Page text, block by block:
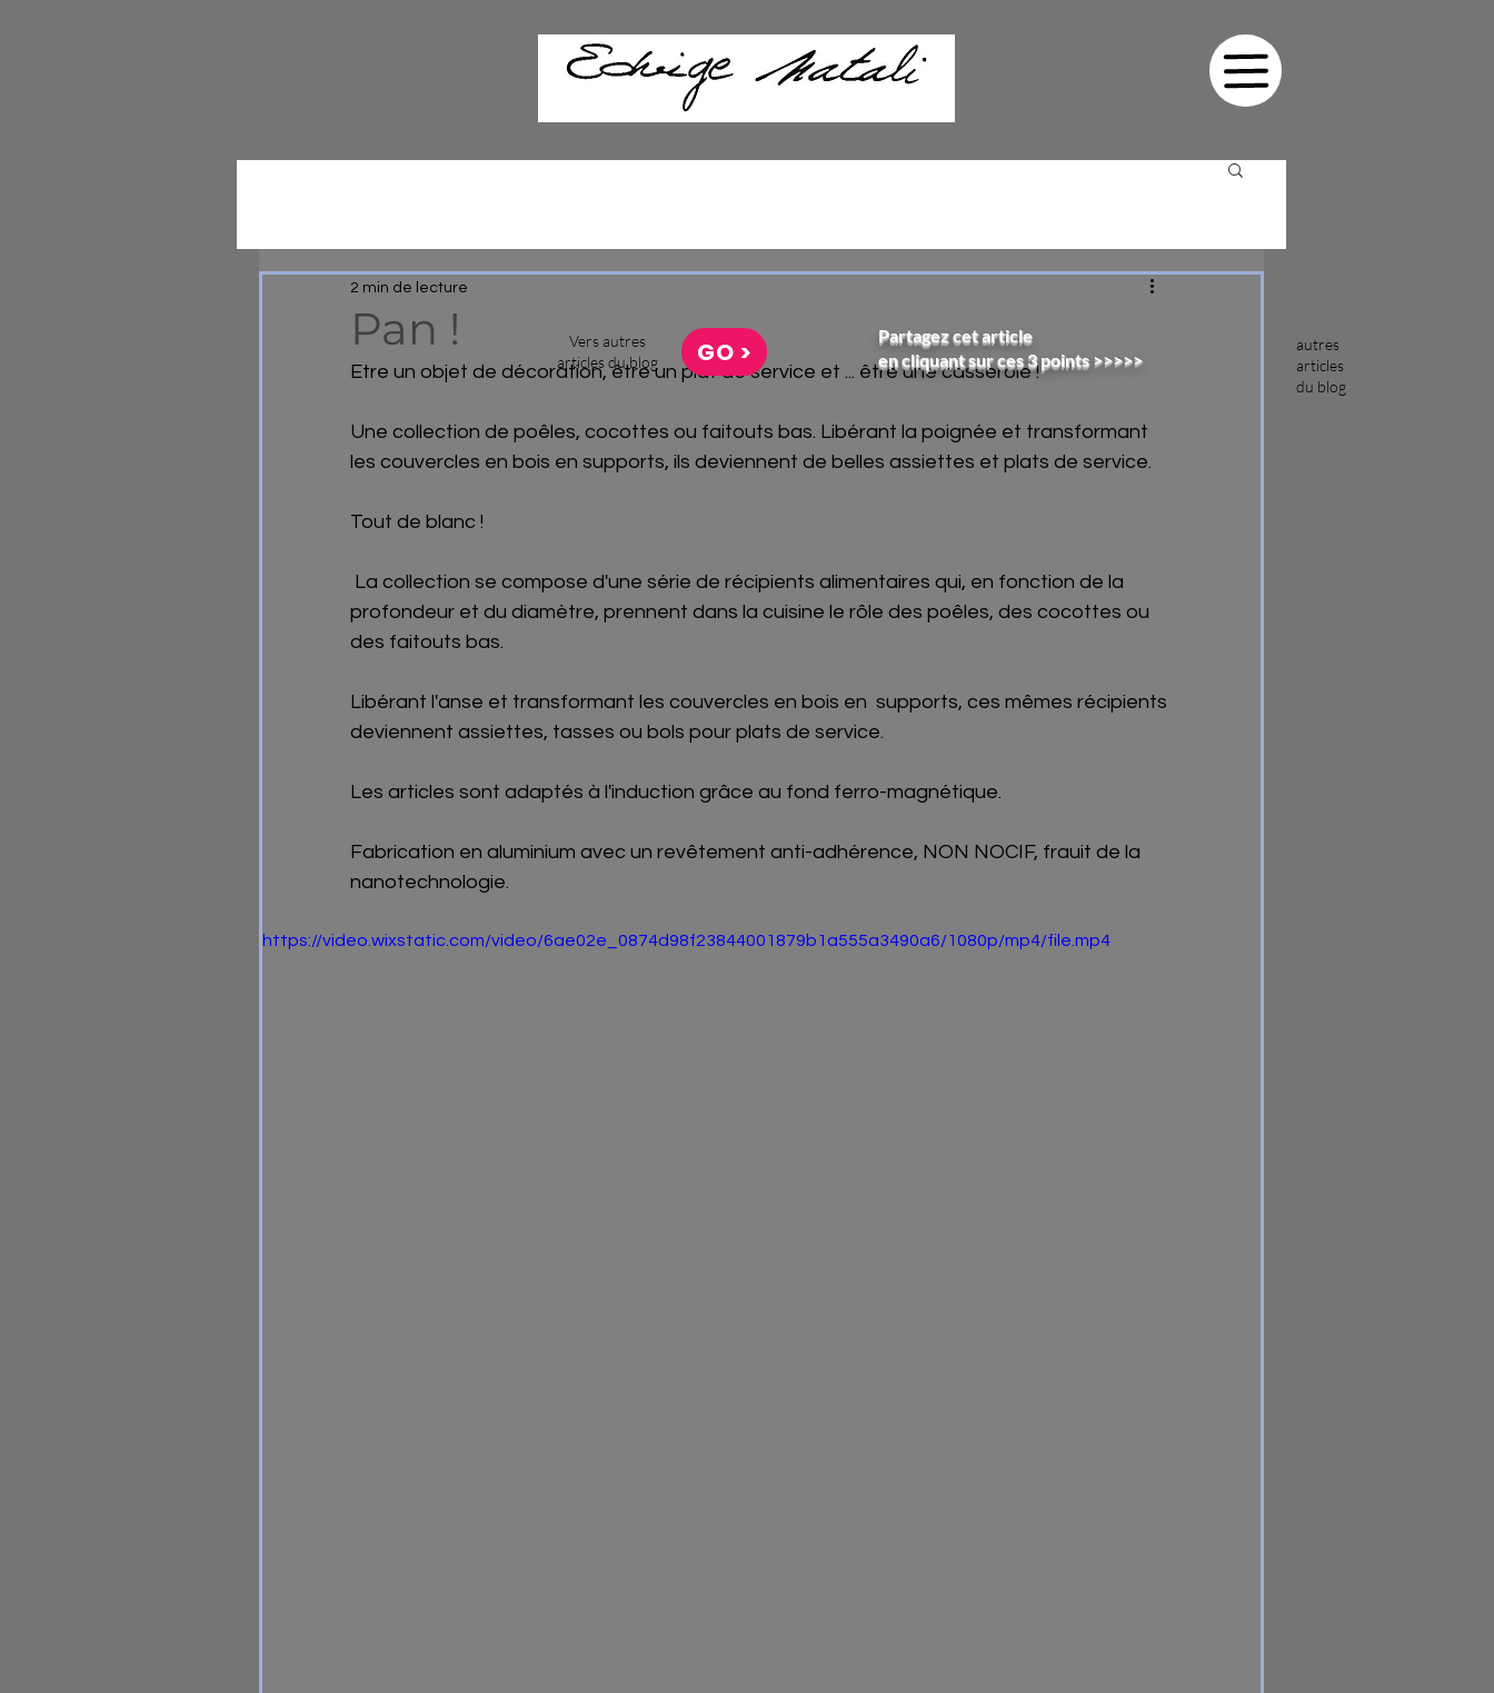
autres
articles
du blog
Pan !
2 min de lecture
Etre un objet de décoration, être un plat de service et ... être une casserole !
Une collection de poêles, cocottes ou faitouts bas. Libérant la poignée et transformant
les couvercles en bois en supports, ils deviennent de belles assiettes et plats de service.
Tout de blanc !
profondeur et du diamètre, prennent dans la cuisine le rôle des poêles, des cocottes ou
des faitouts bas.
Libérant l'anse et transformant les couvercles en bois en  supports, ces mêmes récipients
deviennent assiettes, tasses ou bols pour plats de service.
Les articles sont adaptés à l'induction grâce au fond ferro-magnétique.
Fabrication en aluminium avec un revêtement anti-adhérence, NON NOCIF, frauit de la
nanotechnologie.
https://video.wixstatic.com/video/6ae02e_0874d98f23844001879b1a555a3490a6/1080p/mp4/file.mp4
Partagez cet article
en cliquant sur ces 3 points >>>>>
Vers autres
articles du blog
GO >